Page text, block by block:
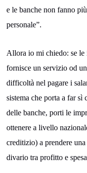
e le banche non fanno
personale”.
Allora io mi chiedo: se le
fornisce un servizio od
difficoltà nel pagare i
sistema che porta a far
delle banche, porti le
ottenere a livello
creditizio) a prendere
divario tra profitto e